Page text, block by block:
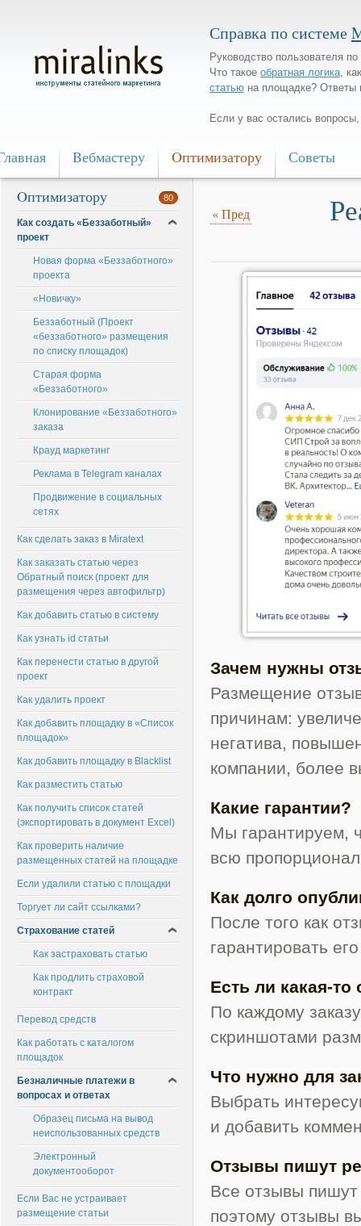
Справка по системе
Руководство пользователя
Что такое обратная логика,
статью на площадке? Ответы
Если у вас остались
Bебмастеру Oптимизатору Советы
«Пред
Зачем нужны
Размещение
причинам:
негатива,
компании, более
Какие гарантии?
Мы гарантируем,
всю
Как долго
После того как
гарантировать
Есть ли какая-то
По каждому
скриншотами
Что нужно для
Выбрать
и добавить
Отзывы пишут
Все отзывы пишут
поэтому отзывы
Oптимизатору 80
Как создать «Беззаботный»
проект
Новая форма «Беззаботного»
проекта
«Новичку»
Беззаботный (Проект
«беззаботного» размещения
по списку площадок)
Старая форма
«Беззаботного»
Клонирование «Беззаботного»
заказа
Крауд маркетинг
Реклама в Telegram каналах
Продвижение в социальных
сетях
Как сделать заказ в Miratext
Как заказать статью через
Обратный поиск (проект для
размещения через автофильтр)
Как добавить статью в систему
Как узнать id статьи
Как перенести статью в другой
проект
Как удалить проект
Как добавить площадку в «Список
площадок»
Как добавить площадку в Blacklist
Как разместить статью
Как получить список статей
(экспортировать в документ Excel)
Как проверить наличие
размещенных статей на площадке
Если удалили статью с площадки
Торгует ли сайт ссылками?
Страхование статей
Как застраховать статью
Как продлить страховой
контракт
Перевод средств
Как работать с каталогом
площадок
Безналичные платежи в
вопросах и ответах
Образец письма на вывод
неиспользованных средств
Электронный
документооборот
Если Вас не устраивает
размещение статьи